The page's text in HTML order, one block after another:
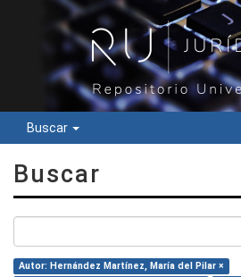
Buscar
Buscar
Autor: Hernández Martínez, María del Pilar ×